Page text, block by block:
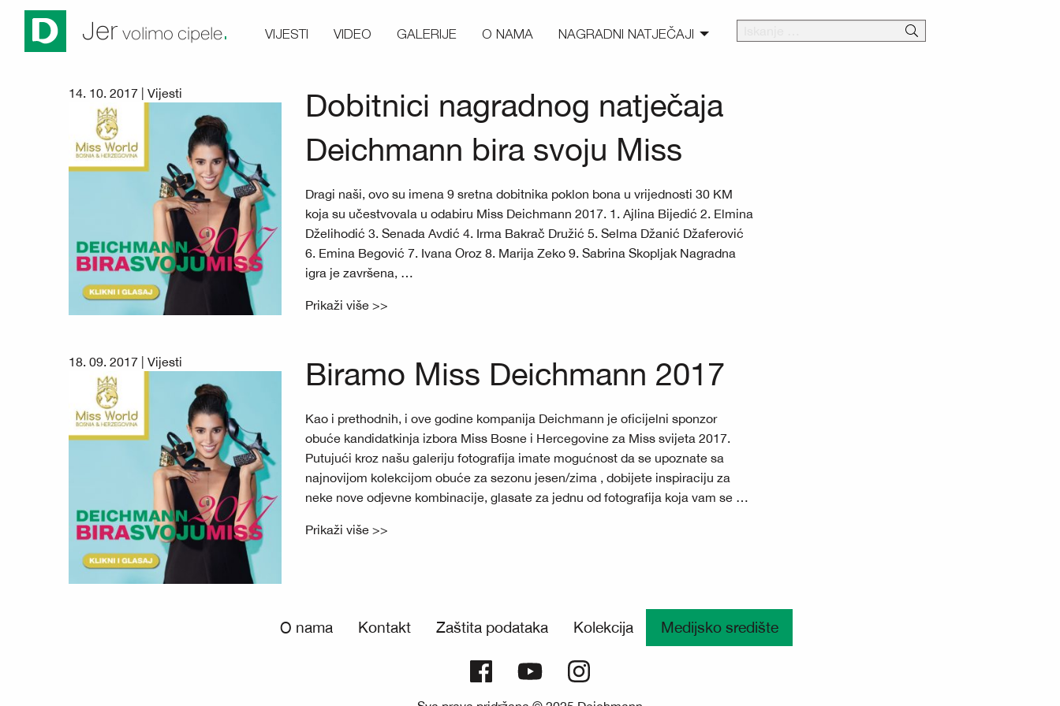
Jer volimo cipele. VIJESTI VIDEO GALERIJE O NAMA NAGRADNI NATJEČAJI
14. 10. 2017 | Vijesti
Dobitnici nagradnog natječaja
Deichmann bira svoju Miss
Dragi naši, ovo su imena 9 sretna dobitnika poklon bona u vrijednosti 30 KM
koja su učestvovala u odabiru Miss Deichmann 2017. 1. Ajlina Bijedić 2. Elmina
Dželihodić 3. Senada Avdić 4. Irma Bakrač Družić 5. Selma Džanić Džaferović
6. Emina Begović 7. Ivana Oroz 8. Marija Zeko 9. Sabrina Skopljak Nagradna
igra je završena, …
Prikaži više >>
18. 09. 2017 | Vijesti Biramo Miss Deichmann 2017
Kao i prethodnih, i ove godine kompanija Deichmann je oficijelni sponzor
obuće kandidatkinja izbora Miss Bosne i Hercegovine za Miss svijeta 2017.
Putujući kroz našu galeriju fotografija imate mogućnost da se upoznate sa
najnovijom kolekcijom obuće za sezonu jesen/zima , dobijete inspiraciju za
neke nove odjevne kombinacije, glasate za jednu od fotografija koja vam se …
Prikaži više >>
O nama Kontakt Zaštita podataka Kolekcija Medijsko središte